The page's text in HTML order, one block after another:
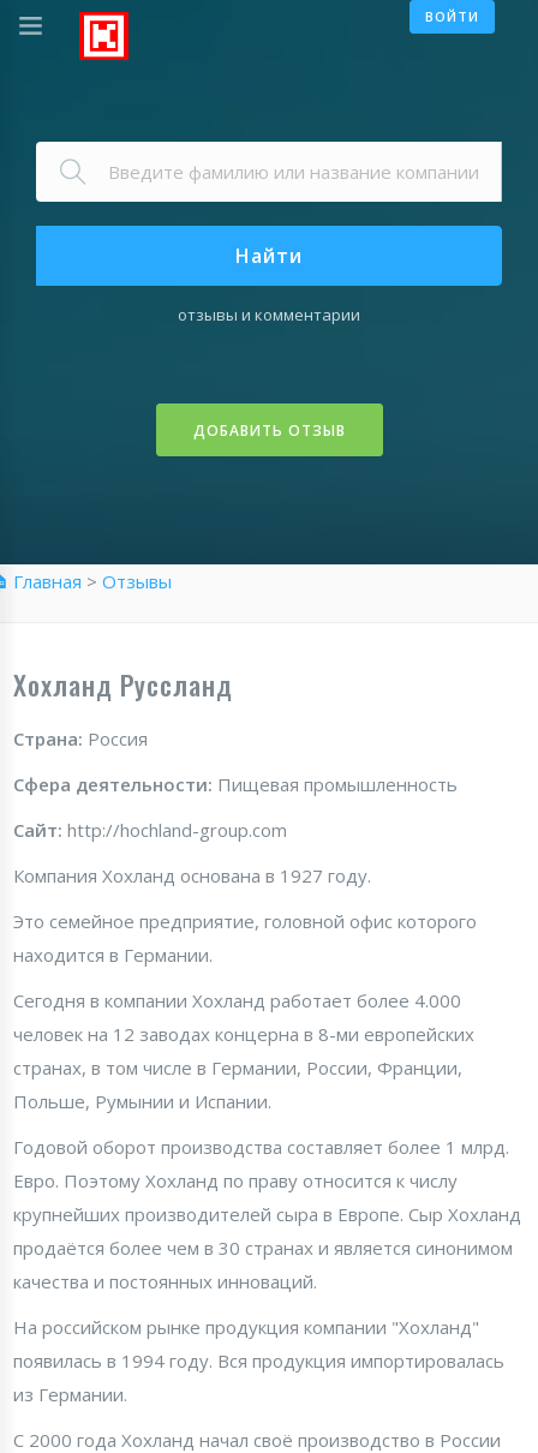
ВОЙТИ
Найти
отзывы и комментарии
ДОБАВИТЬ ОТЗЫВ
Главная > Отзывы
Хохланд Руссланд
Страна: Россия
Сфера деятельности: Пищевая промышленность
Сайт: http://hochland-group.com
Компания Хохланд основана в 1927 году.
Это семейное предприятие, головной офис которого
находится в Германии.
Сегодня в компании Хохланд работает более 4.000
человек на 12 заводах концерна в 8-ми европейских
странах, в том числе в Германии, России, Франции,
Польше, Румынии и Испании.
Годовой оборот производства составляет более 1 млрд.
Евро. Поэтому Хохланд по праву относится к числу
крупнейших производителей сыра в Европе. Сыр Хохланд
продаётся более чем в 30 странах и является синонимом
качества и постоянных инноваций.
На российском рынке продукция компании "Хохланд"
появилась в 1994 году. Вся продукция импортировалась
из Германии.
С 2000 года Хохланд начал своё производство в России